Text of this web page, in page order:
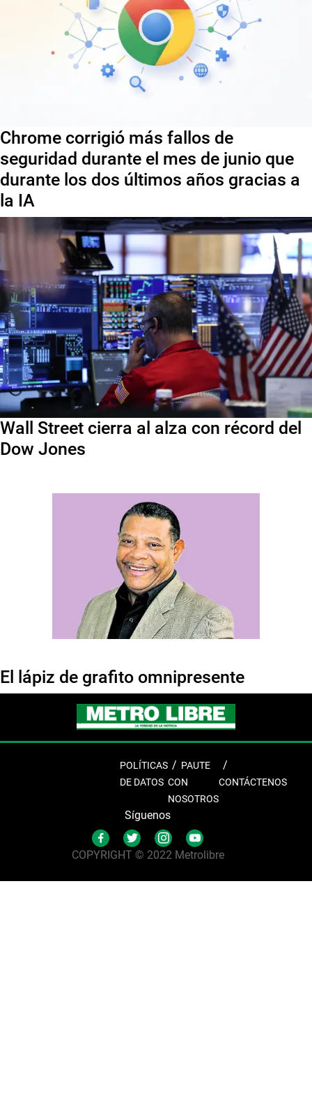
Chrome corrigió más fallos de
seguridad durante el mes de junio que
durante los dos últimos años gracias a
la IA
Wall Street cierra al alza con récord del
Dow Jones
El lápiz de grafito omnipresente
POLÍTICAS
DE DATOS
PAUTE
CON
NOSOTROS
CONTÁCTENOS
Síguenos
COPYRIGHT © 2022 Metrolibre